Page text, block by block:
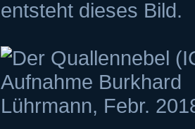
entsteht dieses Bild.